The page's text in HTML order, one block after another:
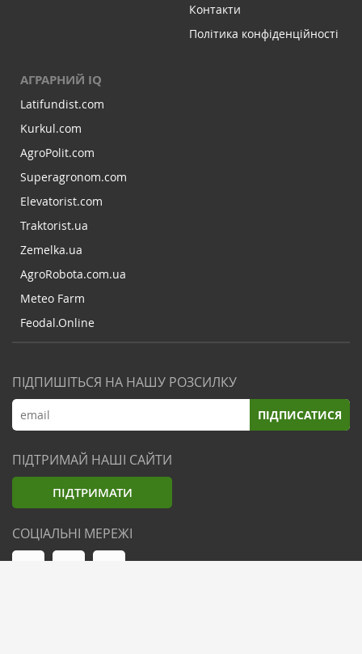
Контакти
Політика конфіденційності
АГРАРНИЙ IQ
Latifundist.com
Kurkul.com
AgroPolit.com
Superagronom.com
Elevatorist.com
Traktorist.ua
Zemelka.ua
AgroRobota.com.ua
Meteo Farm
Feodal.Online
ПІДПИШІТЬСЯ НА НАШУ РОЗСИЛКУ
ПІДПИСАТИСЯ
ПІДТРИМАЙ НАШІ САЙТИ
ПІДТРИМАТИ
СОЦІАЛЬНІ МЕРЕЖІ